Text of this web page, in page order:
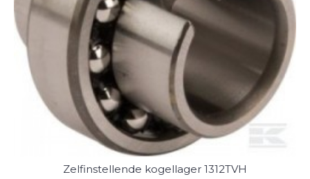
Zelfinstellende kogellager 1312TVH